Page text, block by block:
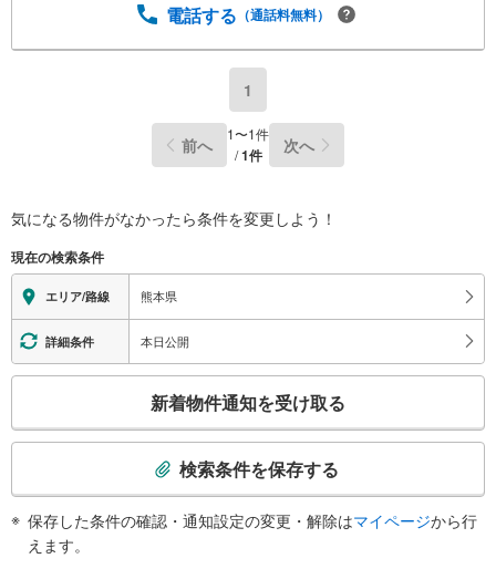
電話する （通話料無料）
1
前へ 1〜1件
/1件 次へ
気になる物件がなかったら条件を変更しよう！
現在の検索条件
エリア/路線 熊本県
詳細条件 本日公開
検
新着物件通知を受け取る
検索条件を保存する
保存した条件の確認・通知設定の変更・解除はマイページから行
えます。